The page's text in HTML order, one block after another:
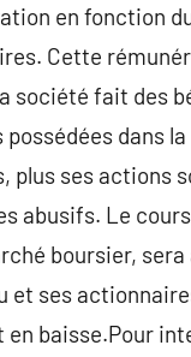
en fonction
Cette
société fait des
possédées dans
plus ses actions
abusifs. Le
boursier,
et ses
en baisse.Pour